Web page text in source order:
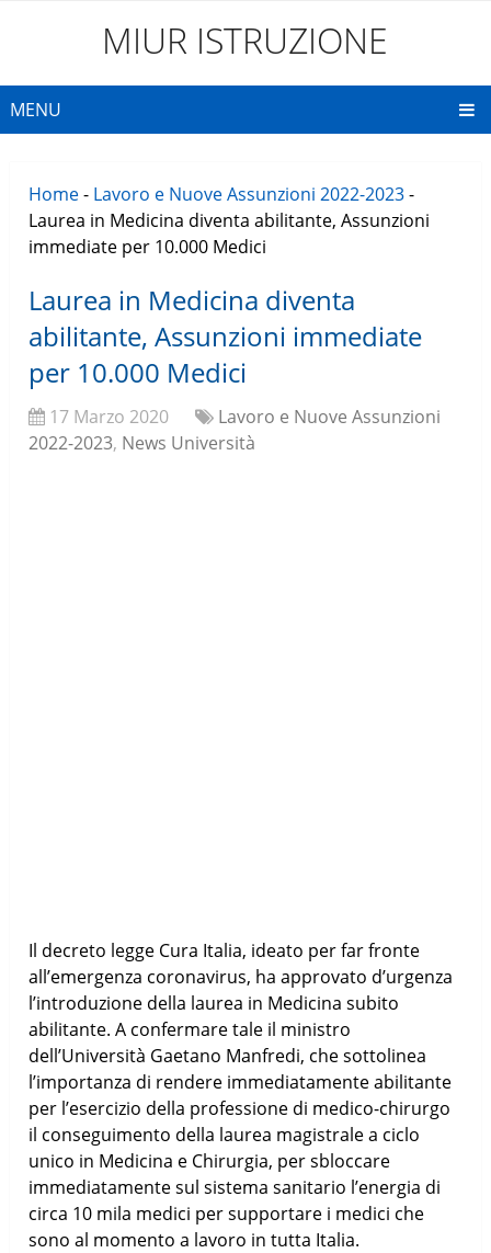
MIUR ISTRUZIONE
MENU
Home- Lavoro e Nuove Assunzioni 2022-2023-
Laurea in Medicina diventa abilitante, Assunzioni
immediate per 10.000 Medici
Laurea in Medicina diventa
abilitante, Assunzioni immediate
per 10.000 Medici
17 Marzo 2020
Lavoro e Nuove Assunzioni
2022-2023, News Università
Il decreto legge Cura Italia, ideato per far fronte
all’emergenza coronavirus, ha approvato d’urgenza
l’introduzione della laurea in Medicina subito
abilitante. A confermare tale il ministro
dell’Università Gaetano Manfredi, che sottolinea
l’importanza di rendere immediatamente abilitante
per l’esercizio della professione di medico-chirurgo
il conseguimento della laurea magistrale a ciclo
unico in Medicina e Chirurgia, per sbloccare
immediatamente sul sistema sanitario l’energia di
circa 10 mila medici per supportare i medici che
sono al momento a lavoro in tutta Italia.